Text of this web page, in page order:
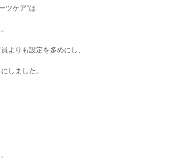
ツケア”は
よりも設定を多めにし、
しました。